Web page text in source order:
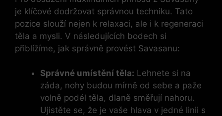
je klíčové dodržovat správnou techniku. Tato
pozice slouží nejen k relaxaci, ale i k regeneraci
těla a mysli. V následujících bodech si
přiblížíme, jak správně provést Savasanu:
Správné umístění těla: Lehnete si na
záda, nohy budou mírně od sebe a paže
volně podél těla, dlaně směřují nahoru.
Ujistěte se, že je vaše hlava v jedné linii s